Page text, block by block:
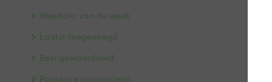
Weerfoto van de week
Laatst toegevoegd
Best gewaardeerd
Populaire categorieën